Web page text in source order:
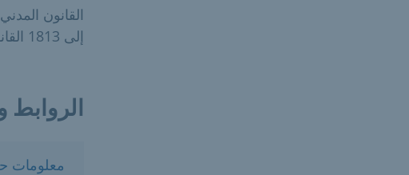
إلى 1813 القانون الاجتماعي، الكتاب 8 (SGB VIII): المواد من 53 إلى 58
الروابط